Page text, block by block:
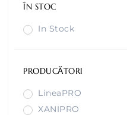
ÎN STOC
In Stock
PRODUCĂTORI
LineaPRO
XANIPRO